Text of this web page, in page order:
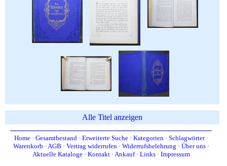
Alle Titel anzeigen
Home· Gesamtbestand· Erweiterte Suche· Kategorien· Schlagwörter·
Warenkorb · AGB · Vertrag widerrufen· Widerrufsbelehrung · Über uns·
Aktuelle Kataloge· Kontakt· Ankauf· Links· Impressum